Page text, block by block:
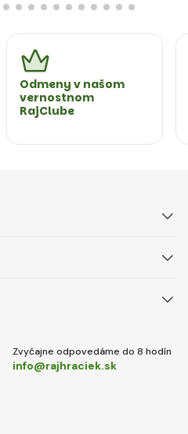
Odmeny v našom
vernostnom
RajClube
Zvyčajne odpovedáme do 8 hodín
info@rajhraciek.sk